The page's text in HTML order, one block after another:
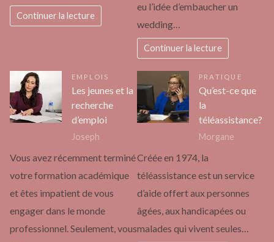
Continuer la lecture
eu l’idée d’embaucher un
wedding…
Continuer la lecture
EMPLOIS
Les jeunes et la
recherche
d’emploi
Joseph
Vous avez récemment terminé
votre formation académique
et êtes impatient de vous
engager dans le monde
professionnel. Seulement, vous
PRATIQUE
Qu’est-ce que
la
téléassistance?
Morgane
Créée en 1974, la
téléassistance est un service
d’aide offert aux personnes
âgées, aux handicapées ou
malades qui vivent seules…